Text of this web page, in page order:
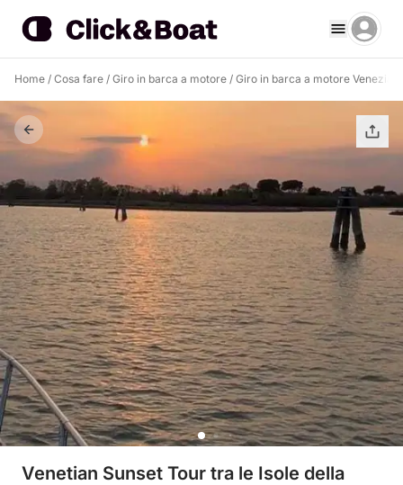
Home / Cosa fare / Giro in barca a motore / Giro in barca a motore Venezia
Venetian Sunset Tour tra le Isole della